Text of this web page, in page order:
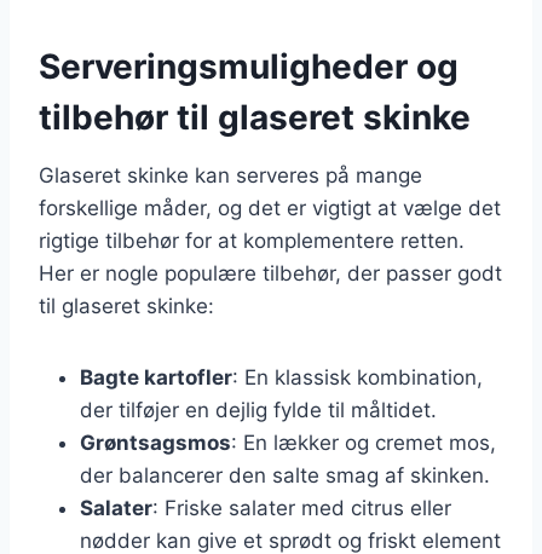
Serveringsmuligheder og
tilbehør til glaseret skinke
Glaseret skinke kan serveres på mange
forskellige måder, og det er vigtigt at vælge det
rigtige tilbehør for at komplementere retten.
Her er nogle populære tilbehør, der passer godt
til glaseret skinke:
Bagte kartofler: En klassisk kombination,
der tilføjer en dejlig fylde til måltidet.
Grøntsagsmos: En lækker og cremet mos,
der balancerer den salte smag af skinken.
Salater: Friske salater med citrus eller
nødder kan give et sprødt og friskt element